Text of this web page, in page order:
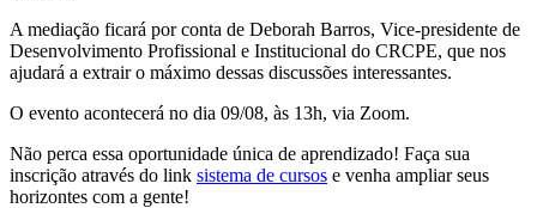
A mediação ficará por conta de Deborah Barros, Vice-presidente de
Desenvolvimento Profissional e Institucional do CRCPE, que nos
ajudará a extrair o máximo dessas discussões interessantes.
O evento acontecerá no dia 09/08, às 13h, via Zoom.
Não perca essa oportunidade única de aprendizado! Faça sua
inscrição através do link sistema de cursos e venha ampliar seus
horizontes com a gente!